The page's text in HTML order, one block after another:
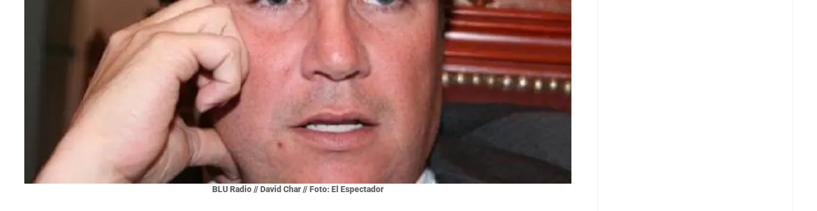
BLU Radio // David Char // Foto: El Espectador